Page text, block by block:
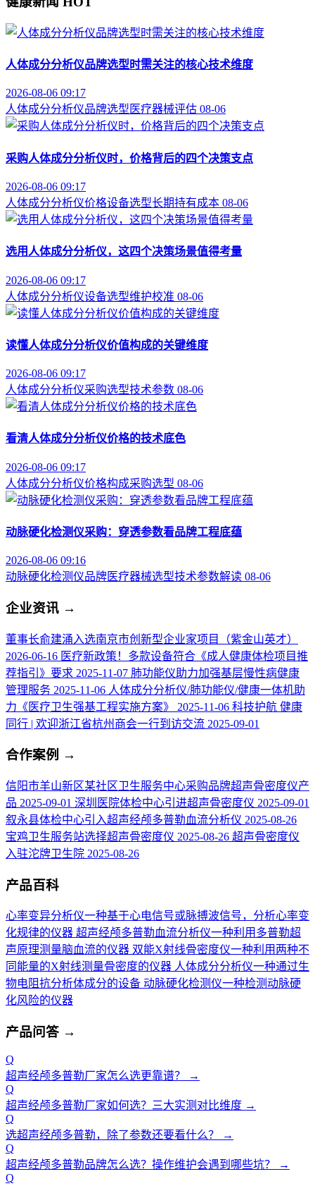
人体成分分析仪品牌选型时需关注的核心技术维度
2026-08-06 09:17
人体成分分析仪品牌选型 医疗器械评估 08-06
采购人体成分分析仪时，价格背后的四个决策支点
2026-08-06 09:17
人体成分分析仪价格设备选型长期持有成本 08-06
选用人体成分分析仪，这四个决策场景值得考量
2026-08-06 09:17
人体成分分析仪设备选型维护校准 08-06
读懂人体成分分析仪价值构成的关键维度
2026-08-06 09:17
人体成分分析仪采购选型技术参数 08-06
看清人体成分分析仪价格的技术底色
2026-08-06 09:17
人体成分分析仪价格构成采购选型 08-06
动脉硬化检测仪采购：穿透参数看品牌工程底蕴
2026-08-06 09:16
动脉硬化检测仪品牌医疗器械选型技术参数解读 08-06
企业资讯 →
董事长俞建涌入选南京市创新型企业家项目（紫金山英才）
2026-06-16 医疗新政策！多款设备符合《成人健康体检项目推
荐指引》要求 2025-11-07 肺功能仪助力加强基层慢性病健康
管理服务 2025-11-06 人体成分分析仪/肺功能仪/健康一体机助
力《医疗卫生强基工程实施方案》
2025-11-06 科技护航 健康
同行 | 欢迎浙江省杭州商会一行到访交流 2025-09-01
合作案例 →
信阳市羊山新区某社区卫生服务中心采购品牌超声骨密度仪产
品 2025-09-01 深圳医院体检中心引进超声骨密度仪 2025-09-01
叙永县体检中心引入超声经颅多普勒血流分析仪 2025-08-26
宝鸡卫生服务站选择超声骨密度仪 2025-08-26 超声骨密度仪
入驻沱牌卫生院 2025-08-26
产品百科
心率变异分析仪一种基于心电信号或脉搏波信号，分析心率变
化规律的仪器 超声经颅多普勒血流分析仪一种利用多普勒超
声原理测量脑血流的仪器 双能X射线骨密度仪一种利用两种不
同能量的X射线测量骨密度的仪器 人体成分分析仪一种通过生
物电阻抗分析体成分的设备 动脉硬化检测仪一种检测动脉硬
化风险的仪器
产品问答 →
Q
超声经颅多普勒厂家怎么选更靠谱？
→
Q
超声经颅多普勒厂家如何选？三大实测对比维度 →
Q
选超声经颅多普勒，除了参数还要看什么？
→
Q
超声经颅多普勒品牌怎么选？操作维护会遇到哪些坑？
→
Q